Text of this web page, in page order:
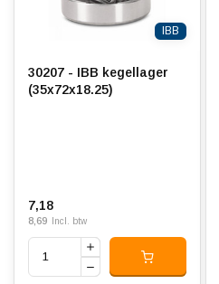
IBB
30207 - IBB kegellager
(35x72x18.25)
7,18
8,69 Incl. btw